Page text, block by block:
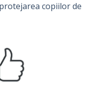
copiilor de